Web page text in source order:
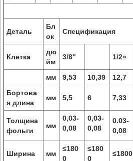
Деталь
Бл
ок
Спецификация
Клетка
дю
йм
3/8" 1/2»
мм 9,53 10,39 12,7
Бортова
я длина
мм 5,5 6 7,33
Толщина
фольги
мм
0,03-
0,08
0,03-
0,08
0.03-
0,08
Ширина мм
≤180
0
≤180
0
≤1800